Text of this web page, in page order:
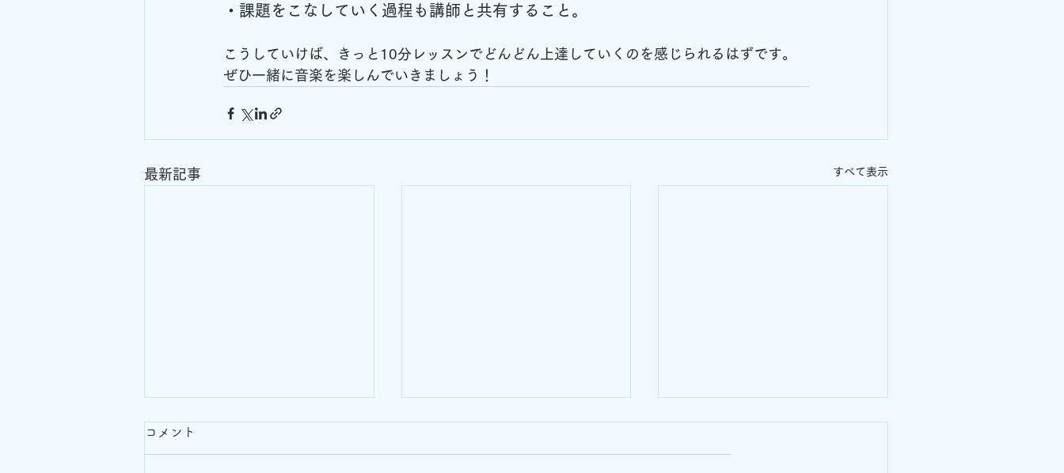
・課題をこなしていく過程も講師と共有すること。
こうしていけば、きっと10分レッスンでどんどん上達していくのを感じられるはずです。
ぜひ一緒に音楽を楽しんでいきましょう！
最新記事 すべて表示
コメント